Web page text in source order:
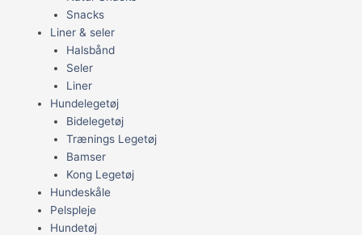
Snacks
Liner & seler
Halsbånd
Seler
Liner
Hundelegetøj
Bidelegetøj
Trænings Legetøj
Bamser
Kong Legetøj
Hundeskåle
Pelspleje
Hundetøj